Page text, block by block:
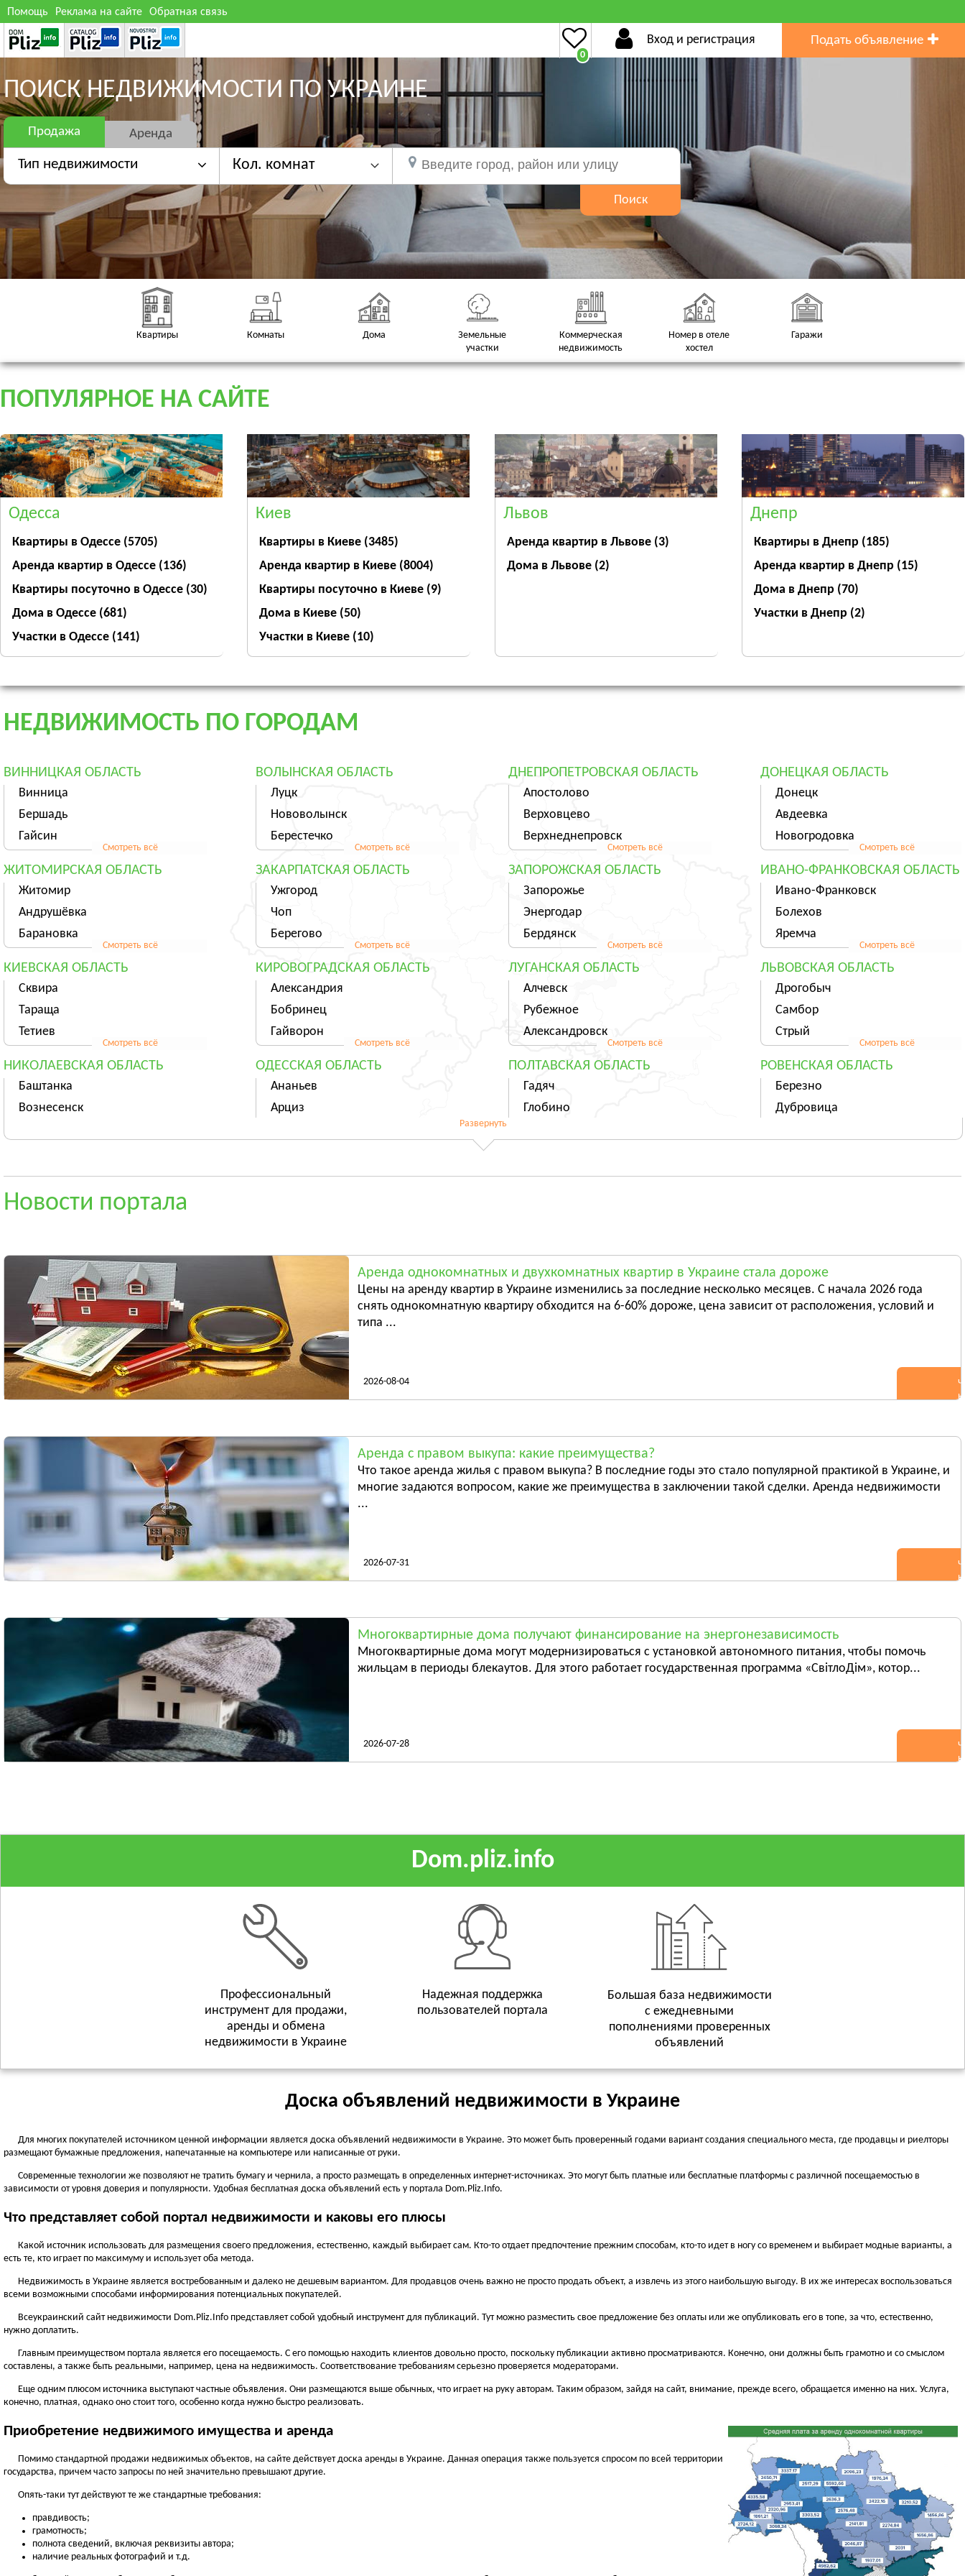
Помощь Реклама на сайте Обратная связь
0
Вход и регистрация Подать объявление
ПОИСК НЕДВИЖИМОСТИ ПО УКРАИНЕ
Продажа Аренда
Тип недвижимости Кол. комнат
Поиск
Квартиры Комнаты Дома
Земельные
участки
Коммерческая
недвижимость
Номер в отеле
хостел
Гаражи
ПОПУЛЯРНОЕ НА САЙТЕ
Одесса
Квартиры в Одессе (5705)
Аренда квартир в Одессе (136)
Квартиры посуточно в Одессе (30)
Дома в Одессе (681)
Участки в Одессе (141)
Киев
Квартиры в Киеве (3485)
Аренда квартир в Киеве (8004)
Квартиры посуточно в Киеве (9)
Дома в Киеве (50)
Участки в Киеве (10)
Львов
Аренда квартир в Львове (3)
Дома в Львове (2)
Днепр
Квартиры в Днепр (185)
Аренда квартир в Днепр (15)
Дома в Днепр (70)
Участки в Днепр (2)
НЕДВИЖИМОСТЬ ПО ГОРОДАМ
ВИННИЦКАЯ ОБЛАСТЬ
Винница
Бершадь
Гайсин
Смотреть всё
ВОЛЫНСКАЯ ОБЛАСТЬ
Луцк
Нововолынск
Берестечко
Смотреть всё
ДНЕПРОПЕТРОВСКАЯ ОБЛАСТЬ
Апостолово
Верховцево
Верхнеднепровск
Смотреть всё
ДОНЕЦКАЯ ОБЛАСТЬ
Донецк
Авдеевка
Новогродовка
Смотреть всё
ЖИТОМИРСКАЯ ОБЛАСТЬ
Житомир
Андрушёвка
Барановка
Смотреть всё
ЗАКАРПАТСКАЯ ОБЛАСТЬ
Ужгород
Чоп
Берегово
Смотреть всё
ЗАПОРОЖСКАЯ ОБЛАСТЬ
Запорожье
Энергодар
Бердянск
Смотреть всё
ИВАНО-ФРАНКОВСКАЯ ОБЛАСТЬ
Ивано-Франковск
Болехов
Яремча
Смотреть всё
КИЕВСКАЯ ОБЛАСТЬ
Сквира
Тараща
Тетиев
Смотреть всё
КИРОВОГРАДСКАЯ ОБЛАСТЬ
Александрия
Бобринец
Гайворон
Смотреть всё
ЛУГАНСКАЯ ОБЛАСТЬ
Алчевск
Рубежное
Александровск
Смотреть всё
ЛЬВОВСКАЯ ОБЛАСТЬ
Дрогобыч
Самбор
Стрый
Смотреть всё
НИКОЛАЕВСКАЯ ОБЛАСТЬ
Баштанка
Вознесенск
Смотреть всё
ОДЕССКАЯ ОБЛАСТЬ
Ананьев
Арциз
Смотреть всё
ПОЛТАВСКАЯ ОБЛАСТЬ
Гадяч
Глобино
Смотреть всё
РОВЕНСКАЯ ОБЛАСТЬ
Березно
Дубровица
Смотреть всё
Белополье
ХМЕЛЬНИЦКАЯ ОБЛАСТЬ
Хмельницкий
Волочиск
Городок
Смотреть всё
ЧЕРКАССКАЯ ОБЛАСТЬ
Черкассы
Городище
Жашков
Чернигов
Батурин
Черновцы
Новоднестровск
АР КРЫМ
Севастополь
Симферополь
Смотреть всё
Развернуть
Новости портала
Аренда однокомнатных и двухкомнатных квартир в Украине стала дороже
Цены на аренду квартир в Украине изменились за последние несколько месяцев. С начала 2026 года
снять однокомнатную квартиру обходится на 6-60% дороже, цена зависит от расположения, условий и
типа ...
2026-08-04
Аренда с правом выкупа: какие преимущества?
Что такое аренда жилья с правом выкупа? В последние годы это стало популярной практикой в Украине, и
многие задаются вопросом, какие же преимущества в заключении такой сделки. Аренда недвижимости
...
2026-07-31
Многоквартирные дома получают финансирование на энергонезависимость
Многоквартирные дома могут модернизироваться с установкой автономного питания, чтобы помочь
жильцам в периоды блекаутов. Для этого работает государственная программа «СвітлоДім», котор...
2026-07-28
Dom.pliz.info
Профессиональный
инструмент для продажи,
аренды и обмена
недвижимости в Украине
Надежная поддержка
пользователей портала
Большая база недвижимости
с ежедневными
пополнениями проверенных
объявлений
Доска объявлений недвижимости в Украине
Для многих покупателей источником ценной информации является доска объявлений недвижимости в Украине. Это может быть проверенный годами вариант создания специального места, где продавцы и риелторы
размещают бумажные предложения, напечатанные на компьютере или написанные от руки.
Современные технологии же позволяют не тратить бумагу и чернила, а просто размещать в определенных интернет-источниках. Это могут быть платные или бесплатные платформы с различной посещаемостью в
зависимости от уровня доверия и популярности. Удобная бесплатная доска объявлений есть у портала Dom.Pliz.Info.
Что представляет собой портал недвижимости и каковы его плюсы
Какой источник использовать для размещения своего предложения, естественно, каждый выбирает сам. Кто-то отдает предпочтение прежним способам, кто-то идет в ногу со временем и выбирает модные варианты, а
есть те, кто играет по максимуму и использует оба метода.
Недвижимость в Украине является востребованным и далеко не дешевым вариантом. Для продавцов очень важно не просто продать объект, а извлечь из этого наибольшую выгоду. В их же интересах воспользоваться
всеми возможными способами информирования потенциальных покупателей.
Всеукраинский сайт недвижимости Dom.Pliz.Info представляет собой удобный инструмент для публикаций. Тут можно разместить свое предложение без оплаты или же опубликовать его в топе, за что, естественно,
нужно доплатить.
Главным преимуществом портала является его посещаемость. С его помощью находить клиентов довольно просто, поскольку публикации активно просматриваются. Конечно, они должны быть грамотно и со смыслом
составлены, а также быть реальными, например, цена на недвижимость. Соответствование требованиям серьезно проверяется модераторами.
Еще одним плюсом источника выступают частные объявления. Они размещаются выше обычных, что играет на руку авторам. Таким образом, зайдя на сайт, внимание, прежде всего, обращается именно на них. Услуга,
конечно, платная, однако оно стоит того, особенно когда нужно быстро реализовать.
Приобретение недвижимого имущества и аренда
Помимо стандартной продажи недвижимых объектов, на сайте действует доска аренды в Украине. Данная операция также пользуется спросом по всей территории
государства, причем часто запросы по ней значительно превышают другие.
Опять-таки тут действуют те же стандартные требования:
правдивость;
грамотность;
полнота сведений, включая реквизиты автора;
наличие реальных фотографий и т.д.